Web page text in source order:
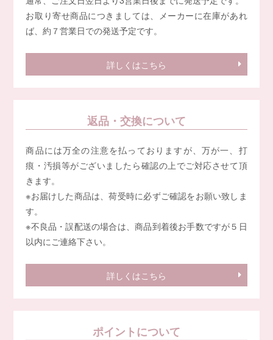
お取り寄せ商品につきましては、メーカーに在庫があれ
ば、約７営業日での発送予定です。
詳しくはこちら
返品・交換について
商品には万全の注意を払っておりますが、万が一、打
痕・汚損等がございましたら確認の上でご対応させて頂
きます。
※お届けした商品は、荷受時に必ずご確認をお願い致しま
す。
※不良品・誤配送の場合は、商品到着後お手数ですが５日
以内にご連絡下さい。
詳しくはこちら
ポイントについて